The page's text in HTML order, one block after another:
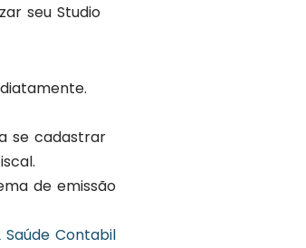
seu Studio
se cadastrar
de emissão
Saúde Contabil